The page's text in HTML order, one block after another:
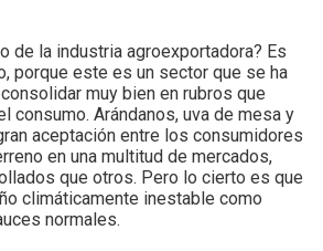
de la industria agroexportadora? Es
porque este es un sector que se ha
muy bien en rubros que
consumo. Arándanos, uva de mesa y
aceptación entre los consumidores
en una multitud de mercados,
que otros. Pero lo cierto es que
climáticamente inestable como
normales.